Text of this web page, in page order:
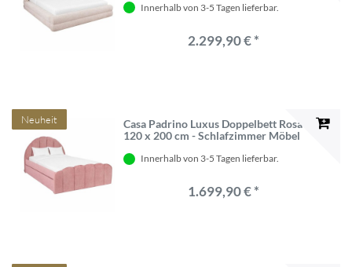
Innerhalb von 3-5 Tagen lieferbar.
2.299,90 € *
Neuheit
Casa Padrino Luxus Doppelbett Rosa
120 x 200 cm - Schlafzimmer Möbel
Innerhalb von 3-5 Tagen lieferbar.
1.699,90 € *